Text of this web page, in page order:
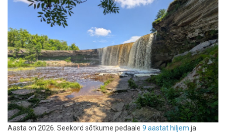
pehmes
voodis
Aasta on 2026. Seekord sõtkume pedaale 9 aastat hiljem ja